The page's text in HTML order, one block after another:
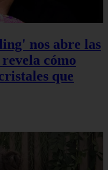
nos abre las
cómo
que